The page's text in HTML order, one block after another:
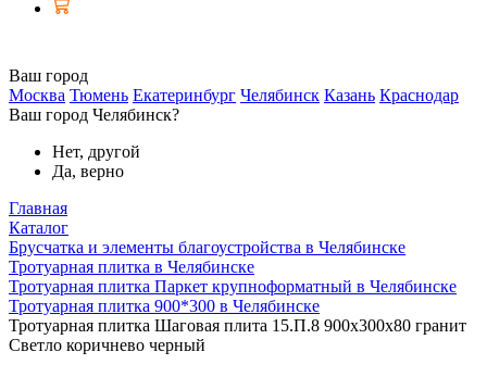
Ваш город
Москва Тюмень Екатеринбург Челябинск Казань Краснодар
Ваш город Челябинск?
Нет, другой
Да, верно
Главная
Каталог
Брусчатка и элементы благоустройства в Челябинске
Тротуарная плитка в Челябинске
Тротуарная плитка Паркет крупноформатный в Челябинске
Тротуарная плитка 900*300 в Челябинске
Тротуарная плитка Шаговая плита 15.П.8 900х300х80 гранит
Светло коричнево черный